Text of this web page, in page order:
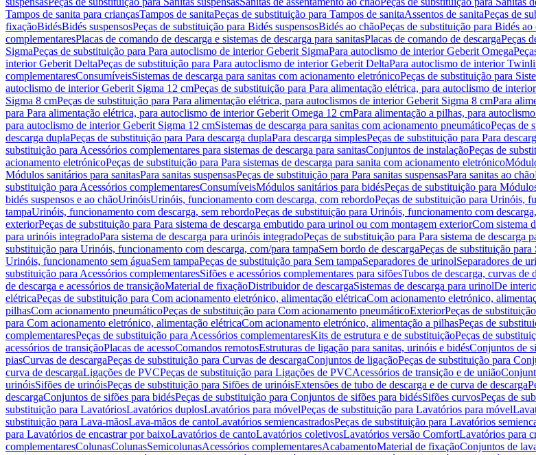
Tampos de sanita para criançasTampos de sanitaPeças de substituição para Tampos de sanitaAssentos de sanitaPeças de
fixaçãoBidésBidés suspensosPeças de substituição para Bidés suspensosBidés ao chãoPeças de substituição para Bidés ao
complementaresPlacas de comando de descarga e sistemas de descarga para sanitasPlacas de comando de descargaPeças
SigmaPeças de substituição para Para autoclismo de interior Geberit SigmaPara autoclismo de interior Geberit Omega
interior Geberit DeltaPeças de substituição para Para autoclismo de interior Geberit DeltaPara autoclismo de interior
complementaresConsumíveisSistemas de descarga para sanitas com acionamento eletrónicoPeças de substituição para
autoclismo de interior Geberit Sigma 12 cmPeças de substituição para Para alimentação elétrica, para autoclismo de
Sigma 8 cmPeças de substituição para Para alimentação elétrica, para autoclismos de interior Geberit Sigma 8 cmPara
para Para alimentação elétrica, para autoclismo de interior Geberit Omega 12 cmPara alimentação a pilhas, para
para autoclismo de interior Geberit Sigma 12 cmSistemas de descarga para sanitas com acionamento pneumáticoPeças de
descarga duplaPeças de substituição para Para descarga duplaPara descarga simplesPeças de substituição para Para
substituição para Acessórios complementares para sistemas de descarga para sanitasConjuntos de instalaçãoPeças de
acionamento eletrónicoPeças de substituição para Para sistemas de descarga para sanita com acionamento eletrónico
Módulos sanitários para sanitasPara sanitas suspensasPeças de substituição para Para sanitas suspensasPara sanitas ao chão
substituição para Acessórios complementaresConsumíveisMódulos sanitários para bidésPeças de substituição para
bidés suspensos e ao chãoUrinóisUrinóis, funcionamento com descarga, com rebordoPeças de substituição para Urinóis,
tampaUrinóis, funcionamento com descarga, sem rebordoPeças de substituição para Urinóis, funcionamento com
exteriorPeças de substituição para Para sistema de descarga embutido para urinol ou com montagem exteriorCom sistema
para urinóis integradoPara sistema de descarga para urinóis integradoPeças de substituição para Para sistema de descarga
substituição para Urinóis, funcionamento com descarga, com/para tampaSem bordo de descargaPeças de substituição
Urinóis, funcionamento sem águaSem tampaPeças de substituição para Sem tampaSeparadores de urinolSeparadores de
substituição para Acessórios complementaresSifões e acessórios complementares para sifõesTubos de descarga, curvas de
de descarga e acessórios de transiçãoMaterial de fixaçãoDistribuidor de descargaSistemas de descarga para urinolDe
elétricaPeças de substituição para Com acionamento eletrónico, alimentação elétricaCom acionamento eletrónico,
pilhasCom acionamento pneumáticoPeças de substituição para Com acionamento pneumáticoExteriorPeças de
para Com acionamento eletrónico, alimentação elétricaCom acionamento eletrónico, alimentação a pilhasPeças de
complementaresPeças de substituição para Acessórios complementaresKits de estrutura e de substituiçãoPeças de
acessórios de transiçãoPlacas de acessoComandos remotosEstruturas de ligação para sanitas, urinóis e bidésConjuntos de
piasCurvas de descargaPeças de substituição para Curvas de descargaConjuntos de ligaçãoPeças de substituição para
curva de descargaLigações de PVCPeças de substituição para Ligações de PVCAcessórios de transição e de união
urinóisSifões de urinóisPeças de substituição para Sifões de urinóisExtensões de tubo de descarga e de curva de descarga
descargaConjuntos de sifões para bidésPeças de substituição para Conjuntos de sifões para bidésSifões curvosPeças de
substituição para LavatóriosLavatórios duplosLavatórios para móvelPeças de substituição para Lavatórios para móvel
substituição para Lava-mãosLava-mãos de cantoLavatórios semiencastradosPeças de substituição para Lavatórios
para Lavatórios de encastrar por baixoLavatórios de cantoLavatórios coletivosLavatórios versão ComfortLavatórios para
complementaresColunasColunasSemicolunasAcessórios complementaresAcabamentoMaterial de fixaçãoConjuntos de